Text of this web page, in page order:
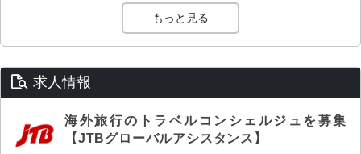
もっと見る
求人情報
海外旅行のトラベルコンシェルジュを募集
【JTBグローバルアシスタンス】